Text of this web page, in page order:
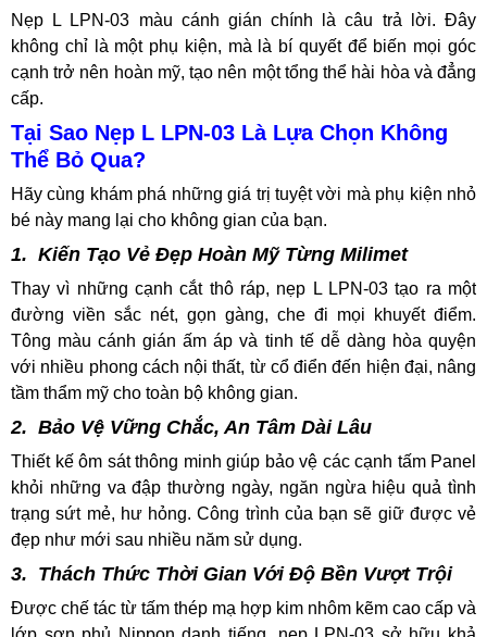
Nẹp L LPN-03 màu cánh gián chính là câu trả lời. Đây
không chỉ là một phụ kiện, mà là bí quyết để biến mọi góc
cạnh trở nên hoàn mỹ, tạo nên một tổng thể hài hòa và đẳng
cấp.
Tại Sao Nẹp L LPN-03 Là Lựa Chọn Không
Thể Bỏ Qua?
Hãy cùng khám phá những giá trị tuyệt vời mà phụ kiện nhỏ
bé này mang lại cho không gian của bạn.
1. Kiến Tạo Vẻ Đẹp Hoàn Mỹ Từng Milimet
Thay vì những cạnh cắt thô ráp, nẹp L LPN-03 tạo ra một
đường viền sắc nét, gọn gàng, che đi mọi khuyết điểm.
Tông màu cánh gián ấm áp và tinh tế dễ dàng hòa quyện
với nhiều phong cách nội thất, từ cổ điển đến hiện đại, nâng
tầm thẩm mỹ cho toàn bộ không gian.
2. Bảo Vệ Vững Chắc, An Tâm Dài Lâu
Thiết kế ôm sát thông minh giúp bảo vệ các cạnh tấm Panel
khỏi những va đập thường ngày, ngăn ngừa hiệu quả tình
trạng sứt mẻ, hư hỏng. Công trình của bạn sẽ giữ được vẻ
đẹp như mới sau nhiều năm sử dụng.
3. Thách Thức Thời Gian Với Độ Bền Vượt Trội
Được chế tác từ tấm thép mạ hợp kim nhôm kẽm cao cấp và